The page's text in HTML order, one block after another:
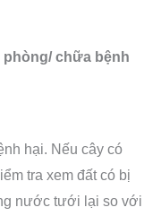
chữa bệnh
hại. Nếu cây có
tra xem đất có bị
nước tưới lại so với